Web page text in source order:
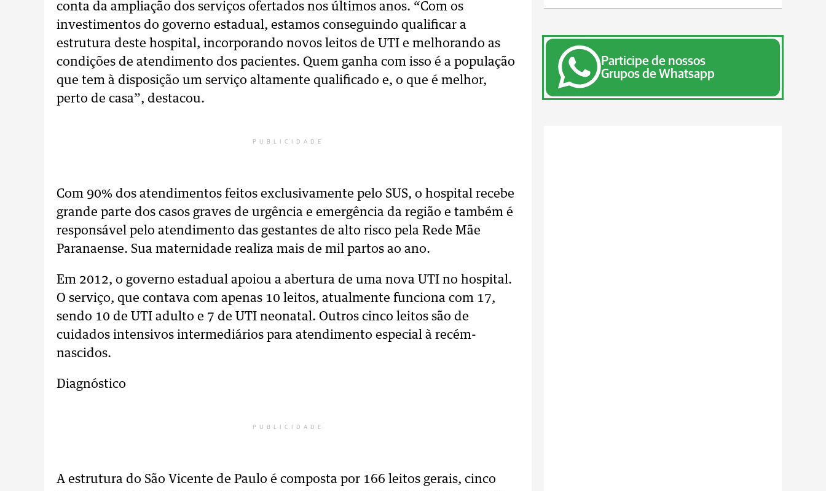
conta da ampliação dos serviços ofertados nos últimos anos. “Com os
investimentos do governo estadual, estamos conseguindo qualificar a
estrutura deste hospital, incorporando novos leitos de UTI e melhorando as
condições de atendimento dos pacientes. Quem ganha com isso é a população
que tem à disposição um serviço altamente qualificado e, o que é melhor,
perto de casa”, destacou.
PUBLICIDADE
Com 90% dos atendimentos feitos exclusivamente pelo SUS, o hospital recebe
grande parte dos casos graves de urgência e emergência da região e também é
responsável pelo atendimento das gestantes de alto risco pela Rede Mãe
Paranaense. Sua maternidade realiza mais de mil partos ao ano.
Em 2012, o governo estadual apoiou a abertura de uma nova UTI no hospital.
O serviço, que contava com apenas 10 leitos, atualmente funciona com 17,
sendo 10 de UTI adulto e 7 de UTI neonatal. Outros cinco leitos são de
cuidados intensivos intermediários para atendimento especial à recém-
nascidos.
Diagnóstico
PUBLICIDADE
A estrutura do São Vicente de Paulo é composta por 166 leitos gerais, cinco
Participe de nossos
Grupos de Whatsapp